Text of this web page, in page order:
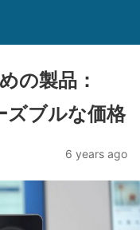
の製品：
ズブルな価格
6 years ago